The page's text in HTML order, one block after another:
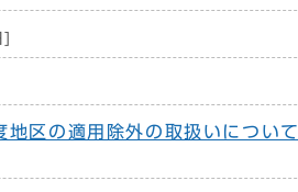
区の適用除外の取扱いについて